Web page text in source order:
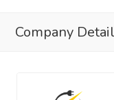
Company